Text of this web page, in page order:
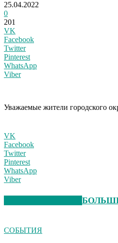
25.04.2022
0
201
VK
Facebook
Twitter
Pinterest
WhatsApp
Viber
Уважаемые жители городского
VK
Facebook
Twitter
Pinterest
WhatsApp
Viber
СОБЫТИЯ